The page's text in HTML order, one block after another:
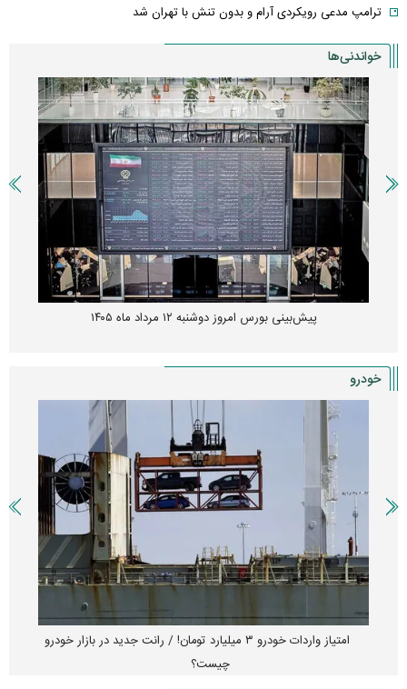
ترامپ مدعی رویکردی آرام و بدون تنش با تهران شد
خواندنی‌ها
پیمان مولوی کیست؟/ از حمله به سیاست‌های دولت چهاردهم تا طرفداری
خودرو
آغاز فروش فوری تویوتا RAV۴ مدل ۲۰۲۵ + جزئیات